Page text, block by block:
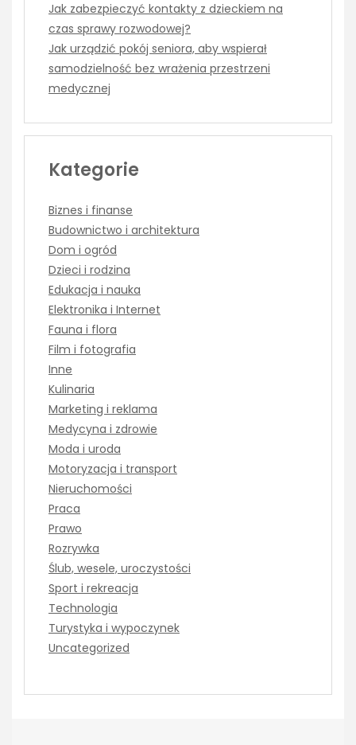
Jak zabezpieczyć kontakty z dzieckiem na
czas sprawy rozwodowej?
Jak urządzić pokój seniora, aby wspierał
samodzielność bez wrażenia przestrzeni
medycznej
Kategorie
Biznes i finanse
Budownictwo i architektura
Dom i ogród
Dzieci i rodzina
Edukacja i nauka
Elektronika i Internet
Fauna i flora
Film i fotografia
Inne
Kulinaria
Marketing i reklama
Medycyna i zdrowie
Moda i uroda
Motoryzacja i transport
Nieruchomości
Praca
Prawo
Rozrywka
Ślub, wesele, uroczystości
Sport i rekreacja
Technologia
Turystyka i wypoczynek
Uncategorized